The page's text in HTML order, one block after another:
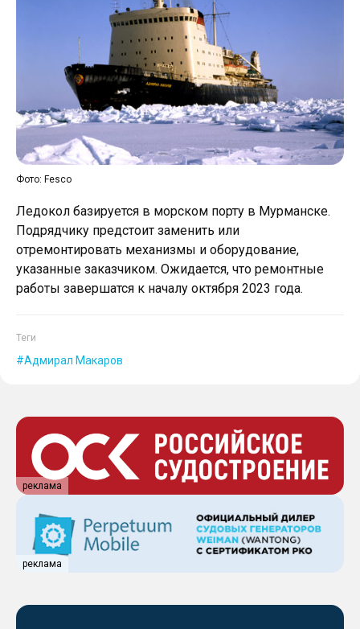
Фото: Fesco
Ледокол базируется в морском порту в Мурманске.
Подрядчику предстоит заменить или
отремонтировать механизмы и оборудование,
указанные заказчиком. Ожидается, что ремонтные
работы завершатся к началу октября 2023 года.
Теги
Адмирал Макаров
реклама
реклама